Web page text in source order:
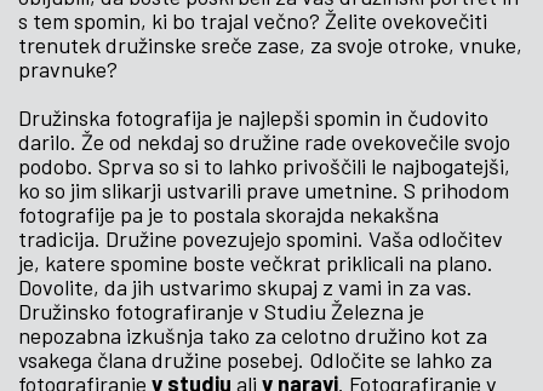
s tem spomin, ki bo trajal večno? Želite ovekovečiti
trenutek družinske sreče zase, za svoje otroke, vnuke,
pravnuke?
Družinska fotografija je najlepši spomin in čudovito
darilo. Že od nekdaj so družine rade ovekovečile svojo
podobo. Sprva so si to lahko privoščili le najbogatejši,
ko so jim slikarji ustvarili prave umetnine. S prihodom
fotografije pa je to postala skorajda nekakšna
tradicija. Družine povezujejo spomini. Vaša odločitev
je, katere spomine boste večkrat priklicali na plano.
Dovolite, da jih ustvarimo skupaj z vami in za vas.
Družinsko fotografiranje v Studiu Železna je
nepozabna izkušnja tako za celotno družino kot za
vsakega člana družine posebej. Odločite se lahko za
fotografiranje v studiu ali v naravi. Fotografiranje v